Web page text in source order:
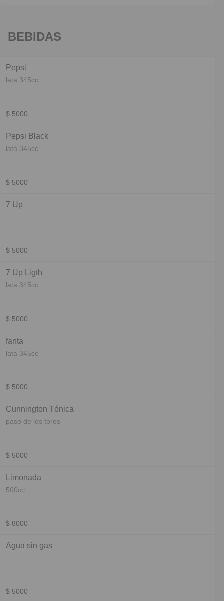
BEBIDAS
Pepsi
lata 345cc
$ 5000
Pepsi Black
lata 345cc
$ 5000
7 Up
$ 5000
7 Up Ligth
lata 345cc
$ 5000
fanta
lata 345cc
$ 5000
Cunnington Tónica
paso de los toros
$ 5000
Limonada
500cc
$ 8000
Agua sin gas
$ 5000